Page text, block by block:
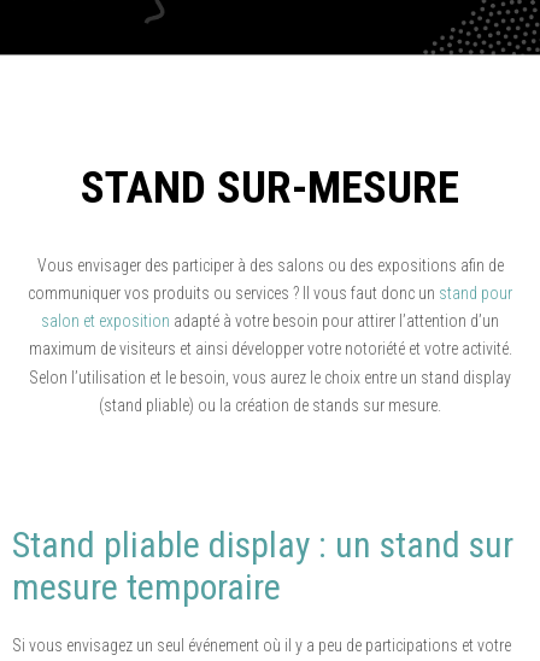
STAND SUR-MESURE
Vous envisager des participer à des salons ou des expositions afin de
communiquer vos produits ou services ? Il vous faut donc un stand pour
salon et exposition adapté à votre besoin pour attirer l’attention d’un
maximum de visiteurs et ainsi développer votre notoriété et votre activité.
Selon l’utilisation et le besoin, vous aurez le choix entre un stand display
(stand pliable) ou la création de stands sur mesure.
Stand pliable display : un stand sur
mesure temporaire
Si vous envisagez un seul événement où il y a peu de participations et votre